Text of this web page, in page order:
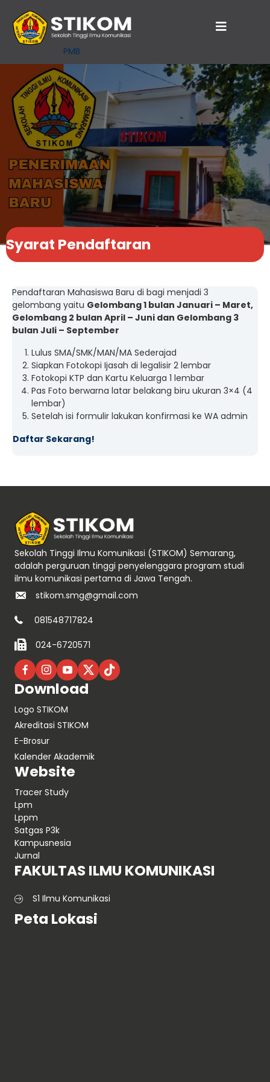
PMB
Syarat Pendaftaran
Pendaftaran Mahasiswa Baru di bagi menjadi 3
gelombang yaitu Gelombang 1 bulan Januari – Maret,
Gelombang 2 bulan April – Juni dan Gelombang 3
bulan Juli – September
Lulus SMA/SMK/MAN/MA Sederajad
Siapkan Fotokopi Ijasah di legalisir 2 lembar
Fotokopi KTP dan Kartu Keluarga 1 lembar
Pas Foto berwarna latar belakang biru ukuran 3×4 (4
lembar)
Setelah isi formulir lakukan konfirmasi ke WA admin
Daftar Sekarang!
Sekolah Tinggi Ilmu Komunikasi (STIKOM) Semarang,
adalah perguruan tinggi penyelenggara program studi
ilmu komunikasi pertama di Jawa Tengah.
stikom.smg@gmail.com
081548717824
024-6720571
Download
Logo STIKOM
Akreditasi STIKOM
E-Brosur
Kalender Akademik
Website
Tracer Study
Lpm
Lppm
Satgas P3k
Kampusnesia
Jurnal
FAKULTAS ILMU KOMUNIKASI
S1 Ilmu Komunikasi
Peta Lokasi